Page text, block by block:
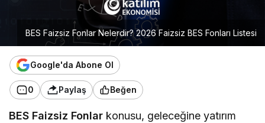
BES Faizsiz Fonlar Nelerdir? 2026 Faizsiz BES Fonları Listesi
Google'da Abone Ol
0 Paylaş Beğen
BES Faizsiz Fonlar konusu, geleceğine yatırım